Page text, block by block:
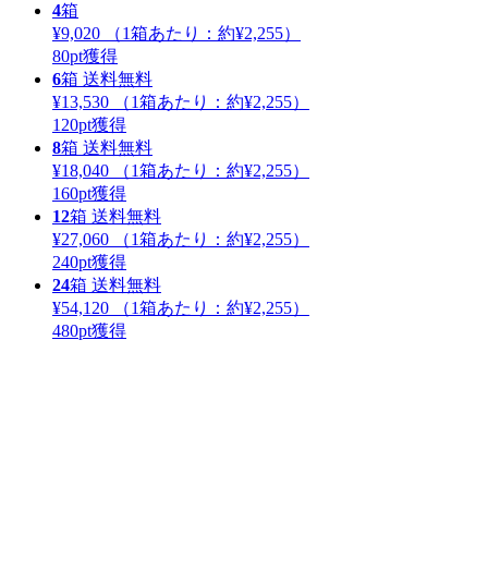
4箱
¥9,020
（1箱あたり： 約¥2,255）
80pt獲得
6箱 送料無料
¥13,530
（1箱あたり： 約¥2,255）
120pt獲得
8箱 送料無料
¥18,040
（1箱あたり： 約¥2,255）
160pt獲得
12箱 送料無料
¥27,060
（1箱あたり： 約¥2,255）
240pt獲得
24箱 送料無料
¥54,120
（1箱あたり： 約¥2,255）
480pt獲得